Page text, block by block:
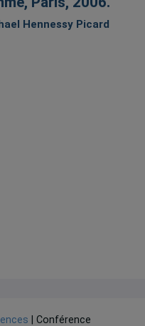
Hennessy Picard
| Conférence